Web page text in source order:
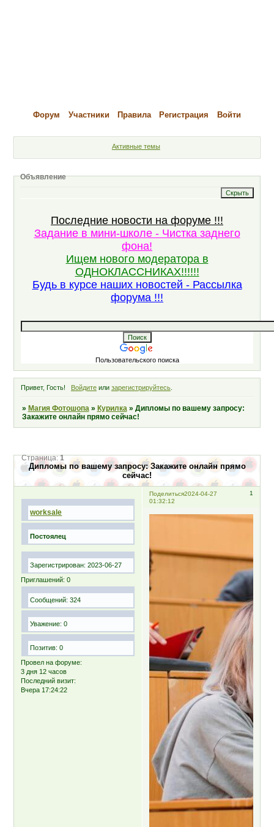
Форум Участники Правила Регистрация Войти
Активные темы
Объявление
Последние новости на форуме !!!
Задание в мини-школе - Чистка заднего
фона!
Ищем нового модератора в
ОДНОКЛАССНИКАХ!!!!!!
Будь в курсе наших новостей - Рассылка
форума !!!
Пользовательского поиска
Привет, Гость! Войдитеили зарегистрируйтесь.
» Магия Фотошопа » Курилка » Дипломы по вашему запросу:
Закажите онлайн прямо сейчас!
Дипломы по вашему запросу: Закажите онлайн прямо
сейчас!
Страница:1
Поделиться 1
2024-04-27
01:32:12
worksale
Постоялец
Зарегистрирован: 2023-06-27
Приглашений: 0
Сообщений: 324
Уважение: 0
Позитив: 0
Провел на форуме:
3 дня 12 часов
Последний визит:
Вчера 17:24:22